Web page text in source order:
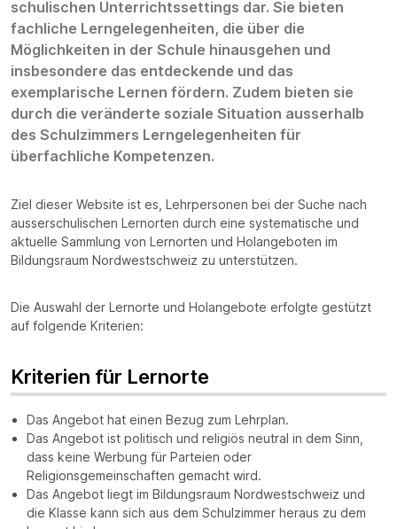
schulischen Unterrichtssettings dar. Sie bieten
fachliche Lerngelegenheiten, die über die
Möglichkeiten in der Schule hinausgehen und
insbesondere das entdeckende und das
exemplarische Lernen fördern. Zudem bieten sie
durch die veränderte soziale Situation ausserhalb
des Schulzimmers Lerngelegenheiten für
überfachliche Kompetenzen.
Ziel dieser Website ist es, Lehrpersonen bei der Suche nach
ausserschulischen Lernorten durch eine systematische und
aktuelle Sammlung von Lernorten und Holangeboten im
Bildungsraum Nordwestschweiz zu unterstützen.
Die Auswahl der Lernorte und Holangebote erfolgte gestützt
auf folgende Kriterien:
Kriterien für Lernorte
Das Angebot hat einen Bezug zum Lehrplan.
Das Angebot ist politisch und religiös neutral in dem Sinn,
dass keine Werbung für Parteien oder
Religionsgemeinschaften gemacht wird.
Das Angebot liegt im Bildungsraum Nordwestschweiz und
die Klasse kann sich aus dem Schulzimmer heraus zu dem